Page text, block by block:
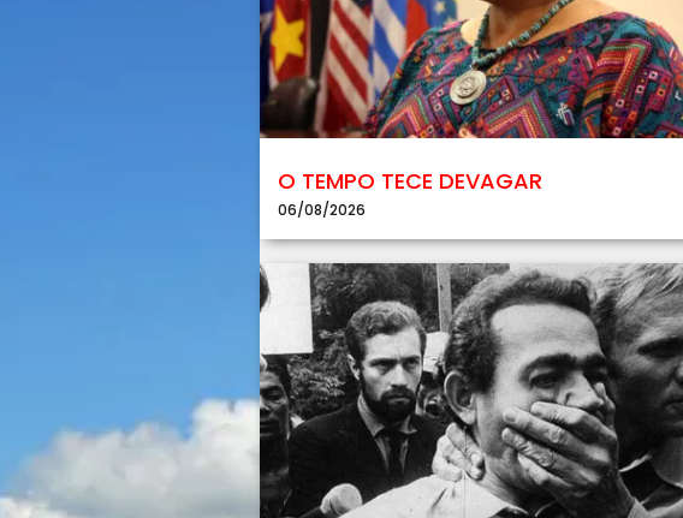
O TEMPO TECE DEVAGAR
06/08/2026